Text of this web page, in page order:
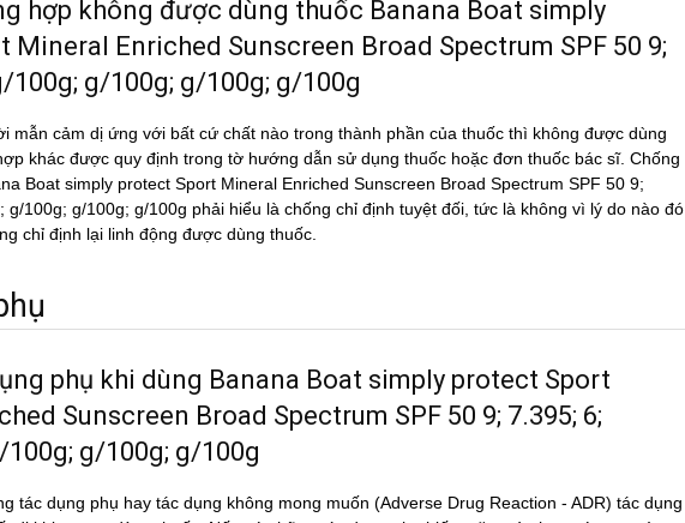
hợp không được dùng thuốc Banana Boat simply
Mineral Enriched Sunscreen Broad Spectrum SPF 50 9;
100g; g/100g; g/100g; g/100g
mẫn cảm dị ứng với bất cứ chất nào trong thành phần của thuốc thì không được dùng
khác được quy định trong tờ hướng dẫn sử dụng thuốc hoặc đơn thuốc bác sĩ. Chống
Boat simply protect Sport Mineral Enriched Sunscreen Broad Spectrum SPF 50 9;
g/100g; g/100g; g/100g phải hiểu là chống chỉ định tuyệt đối, tức là không vì lý do nào đó
chỉ định lại linh động được dùng thuốc.
phụ khi dùng Banana Boat simply protect Sport
Sunscreen Broad Spectrum SPF 50 9; 7.395; 6;
g/100g; g/100g
tác dụng phụ hay tác dụng không mong muốn (Adverse Drug Reaction - ADR) tác dụng